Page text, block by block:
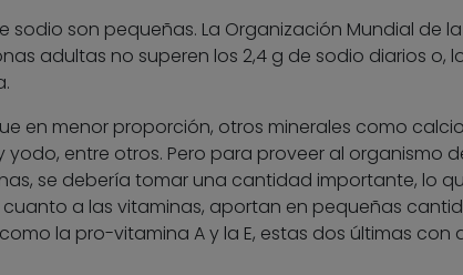
sodio son pequeñas. La Organización Mundial de la
adultas no superen los 2,4 g de sodio diarios o,
en menor proporción, otros minerales como
yodo, entre otros. Pero para proveer al organismo
se debería tomar una cantidad importante, lo
cuanto a las vitaminas, aportan en pequeñas
la pro-vitamina A y la E, estas dos últimas con